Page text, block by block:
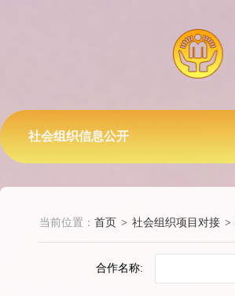
社会组织信息公开
当前位置： 首页 > 社会组织项目对接 >
合作名称: